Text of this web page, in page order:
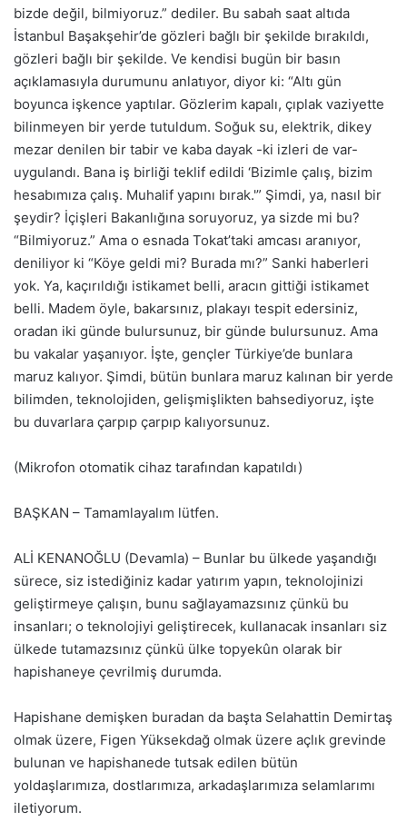
bizde değil, bilmiyoruz.” dediler. Bu sabah saat altıda
İstanbul Başakşehir’de gözleri bağlı bir şekilde bırakıldı,
gözleri bağlı bir şekilde. Ve kendisi bugün bir basın
açıklamasıyla durumunu anlatıyor, diyor ki: “Altı gün
boyunca işkence yaptılar. Gözlerim kapalı, çıplak vaziyette
bilinmeyen bir yerde tutuldum. Soğuk su, elektrik, dikey
mezar denilen bir tabir ve kaba dayak -ki izleri de var-
uygulandı. Bana iş birliği teklif edildi ‘Bizimle çalış, bizim
hesabımıza çalış. Muhalif yapını bırak.'” Şimdi, ya, nasıl bir
şeydir? İçişleri Bakanlığına soruyoruz, ya sizde mi bu?
“Bilmiyoruz.” Ama o esnada Tokat’taki amcası aranıyor,
deniliyor ki “Köye geldi mi? Burada mı?” Sanki haberleri
yok. Ya, kaçırıldığı istikamet belli, aracın gittiği istikamet
belli. Madem öyle, bakarsınız, plakayı tespit edersiniz,
oradan iki günde bulursunuz, bir günde bulursunuz. Ama
bu vakalar yaşanıyor. İşte, gençler Türkiye’de bunlara
maruz kalıyor. Şimdi, bütün bunlara maruz kalınan bir yerde
bilimden, teknolojiden, gelişmişlikten bahsediyoruz, işte
bu duvarlara çarpıp çarpıp kalıyorsunuz.
(Mikrofon otomatik cihaz tarafından kapatıldı)
BAŞKAN – Tamamlayalım lütfen.
ALİ KENANOĞLU (Devamla) – Bunlar bu ülkede yaşandığı
sürece, siz istediğiniz kadar yatırım yapın, teknolojinizi
geliştirmeye çalışın, bunu sağlayamazsınız çünkü bu
insanları; o teknolojiyi geliştirecek, kullanacak insanları siz
ülkede tutamazsınız çünkü ülke topyekûn olarak bir
hapishaneye çevrilmiş durumda.
Hapishane demişken buradan da başta Selahattin Demirtaş
olmak üzere, Figen Yüksekdağ olmak üzere açlık grevinde
bulunan ve hapishanede tutsak edilen bütün
yoldaşlarımıza, dostlarımıza, arkadaşlarımıza selamlarımı
iletiyorum.